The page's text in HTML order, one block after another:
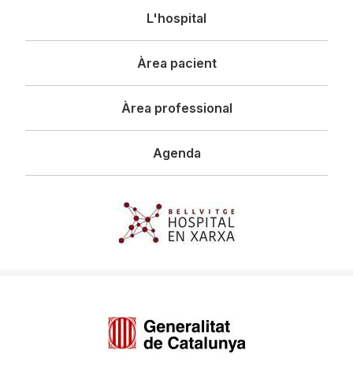
principal
L'hospital
Àrea pacient
Àrea professional
Agenda